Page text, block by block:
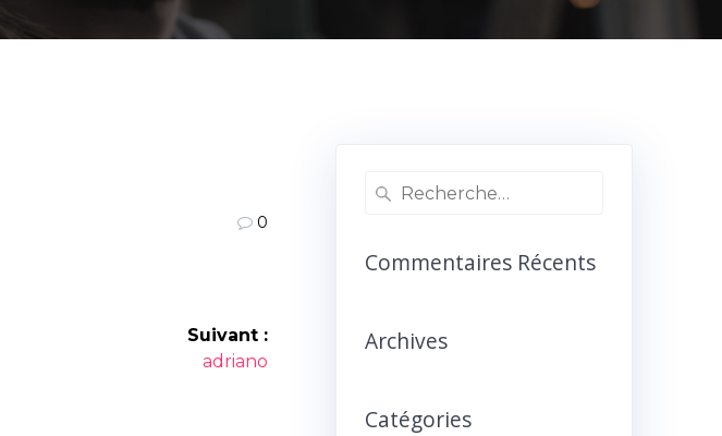
0
Suivant :
Article
adriano
Recherche
pour
Commentaires Récents
Archives
Catégories